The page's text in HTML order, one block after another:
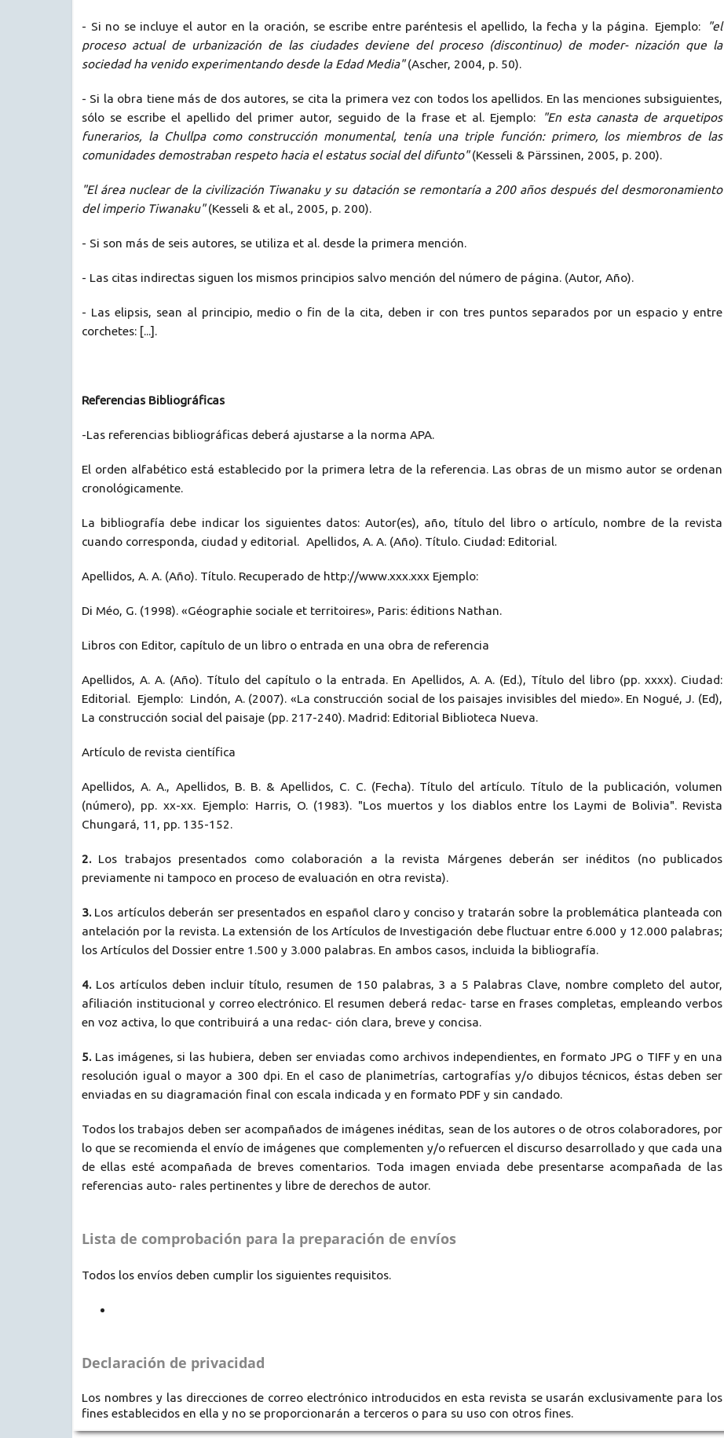
- Si no se incluye el autor en la oración, se escribe entre paréntesis el apellido, la fecha y la página. Ejemplo:
"el
proceso actual de urbanización de las ciudades deviene del proceso (discontinuo) de moder- nización que la
sociedad ha venido experimentando desde la Edad Media"(Ascher, 2004, p. 50).
- Si la obra tiene más de dos autores, se cita la primera vez con todos los apellidos. En las menciones subsiguientes,
sólo se escribe el apellido del primer autor, seguido de la frase et al. Ejemplo:
"En esta canasta de arquetipos
funerarios, la Chullpa como construcción monumental, tenía una triple función: primero, los miembros de las
comunidades demostraban respeto hacia el estatus social del difunto"(Kesseli & Pärssinen, 2005, p. 200).
"El área nuclear de la civilización Tiwanaku y su datación se remontaría a 200 años después del desmoronamiento
del imperio Tiwanaku"(Kesseli & et al., 2005, p. 200).
- Si son más de seis autores, se utiliza et al. desde la primera mención.
- Las citas indirectas siguen los mismos principios salvo mención del número de página. (Autor, Año).
- Las elipsis, sean al principio, medio o fin de la cita, deben ir con tres puntos separados por un espacio y entre
corchetes: [...].
Referencias Bibliográficas
-Las referencias bibliográficas deberá ajustarse a la norma APA.
El orden alfabético está establecido por la primera letra de la referencia. Las obras de un mismo autor se ordenan
cronológicamente.
La bibliografía debe indicar los siguientes datos: Autor(es), año, título del libro o artículo, nombre de la revista
cuando corresponda, ciudad y editorial. Apellidos, A. A. (Año). Título. Ciudad: Editorial.
Apellidos, A. A. (Año). Título. Recuperado de http://www.xxx.xxx Ejemplo:
Di Méo, G. (1998). «Géographie sociale et territoires», Paris: éditions Nathan.
Libros con Editor, capítulo de un libro o entrada en una obra de referencia
Apellidos, A. A. (Año). Título del capítulo o la entrada. En Apellidos, A. A. (Ed.), Título del libro (pp. xxxx). Ciudad:
Editorial. Ejemplo: Lindón, A. (2007). «La construcción social de los paisajes invisibles del miedo». En Nogué, J. (Ed),
La construcción social del paisaje (pp. 217-240). Madrid: Editorial Biblioteca Nueva.
Artículo de revista científica
Apellidos, A. A., Apellidos, B. B. & Apellidos, C. C. (Fecha). Título del artículo. Título de la publicación, volumen
(número), pp. xx-xx. Ejemplo: Harris, O. (1983). "Los muertos y los diablos entre los Laymi de Bolivia". Revista
Chungará, 11, pp. 135-152.
2. Los trabajos presentados como colaboración a la revista Márgenes deberán ser inéditos (no publicados
previamente ni tampoco en proceso de evaluación en otra revista).
3. Los artículos deberán ser presentados en español claro y conciso y tratarán sobre la problemática planteada con
antelación por la revista. La extensión de los Artículos de Investigación debe fluctuar entre 6.000 y 12.000 palabras;
los Artículos del Dossier entre 1.500 y 3.000 palabras. En ambos casos, incluida la bibliografía.
4. Los artículos deben incluir título, resumen de 150 palabras, 3 a 5 Palabras Clave, nombre completo del autor,
afiliación institucional y correo electrónico. El resumen deberá redac- tarse en frases completas, empleando verbos
en voz activa, lo que contribuirá a una redac- ción clara, breve y concisa.
5. Las imágenes, si las hubiera, deben ser enviadas como archivos independientes, en formato JPG o TIFF y en una
resolución igual o mayor a 300 dpi. En el caso de planimetrías, cartografías y/o dibujos técnicos, éstas deben ser
enviadas en su diagramación final con escala indicada y en formato PDF y sin candado.
Todos los trabajos deben ser acompañados de imágenes inéditas, sean de los autores o de otros colaboradores, por
lo que se recomienda el envío de imágenes que complementen y/o refuercen el discurso desarrollado y que cada una
de ellas esté acompañada de breves comentarios. Toda imagen enviada debe presentarse acompañada de las
referencias auto- rales pertinentes y libre de derechos de autor.
Lista de comprobación para la preparación de envíos
Todos los envíos deben cumplir los siguientes requisitos.
Declaración de privacidad
Los nombres y las direcciones de correo electrónico introducidos en esta revista se usarán exclusivamente para los
fines establecidos en ella y no se proporcionarán a terceros o para su uso con otros fines.